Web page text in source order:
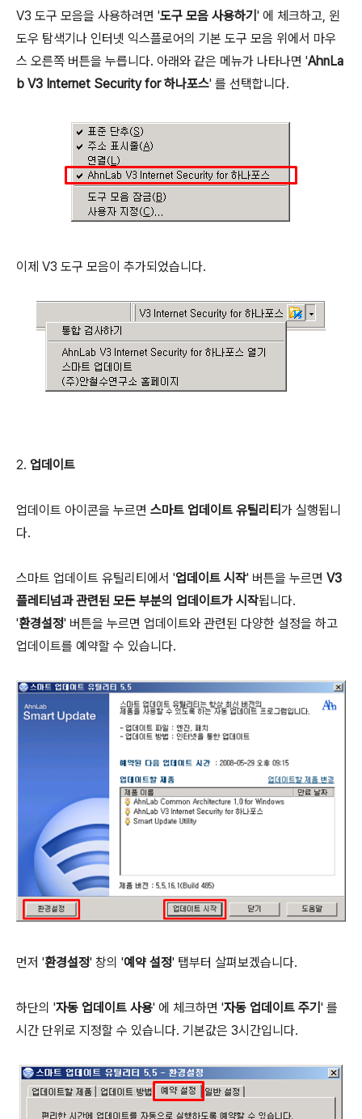
V3 도구 모음을 사용하려면 '도구 모음 사용하기 ' 에 체크하고, 윈
도우 탐색기나 인터넷 익스플로어의 기본 도구 모음 위에서 마우
스 오른쪽 버튼을 누릅니다. 아래와 같은 메뉴가 나타나면 'AhnLa
b V3 Internet Security for 하나포스' 를 선택합니다.
이제 V3 도구 모음이 추가되었습니다.
2. 업데이트
업데이트 아이콘을 누르면 스마트 업데이트 유틸리티 가 실행됩니
다.
스마트 업데이트 유틸리티에서 '업데이트 시작' 버튼을 누르면 V3
플레티넘과 관련된 모든 부분의 업데이트가 시작됩니다.
'환경설정' 버튼을 누르면 업데이트와 관련된 다양한 설정을 하고
업데이트를 예약할 수 있습니다.
먼저 '환경설정' 창의 '예약 설정' 탭부터 살펴보겠습니다.
하단의 '자동 업데이트 사용' 에 체크하면 '자동 업데이트 주기 ' 를
시간 단위로 지정할 수 있습니다. 기본값은 3시간입니다.